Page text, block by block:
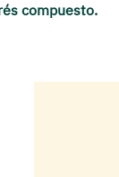
compuesto.